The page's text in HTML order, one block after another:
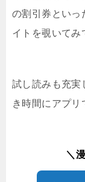
の割引券といっ
イトを覗いてみ
試し読みも充実
き時間にアプ
＼